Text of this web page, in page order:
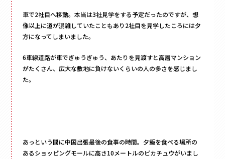
車で2社目へ移動。本当は3社見学をする予定だったのですが、想
像以上に道が混雑していたこともあり2社目を見学したころには夕
方になってしまいました。
6車線道路が車でぎゅうぎゅう、あたりを見渡すと高層マンション
がたくさん、広大な敷地に負けないくらいの人の多さを感じまし
た。
あっという間に中国出張最後の食事の時間。夕飯を食べる場所の
あるショッピングモールに高さ10メートルのピカチュウがいまし